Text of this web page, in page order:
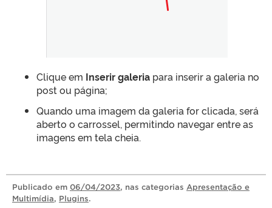
Clique em Inserir galeria para inserir a galeria no
post ou página;
Quando uma imagem da galeria for clicada, será
aberto o carrossel, permitindo navegar entre as
imagens em tela cheia.
Publicado em 06/04/2023, nas categorias Apresentação e
Multimídia, Plugins.